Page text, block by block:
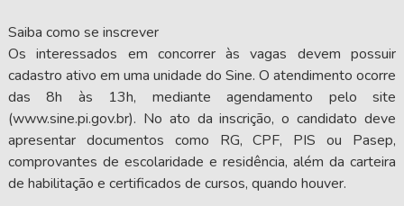
Saiba como se inscrever
Os interessados em concorrer às vagas devem possuir
cadastro ativo em uma unidade do Sine. O atendimento ocorre
das 8h às 13h, mediante agendamento pelo site
(www.sine.pi.gov.br). No ato da inscrição, o candidato deve
apresentar documentos como RG, CPF, PIS ou Pasep,
comprovantes de escolaridade e residência, além da carteira
de habilitação e certificados de cursos, quando houver.